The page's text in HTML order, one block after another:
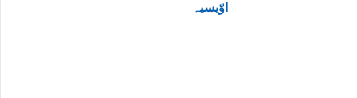
اوّیسیہ